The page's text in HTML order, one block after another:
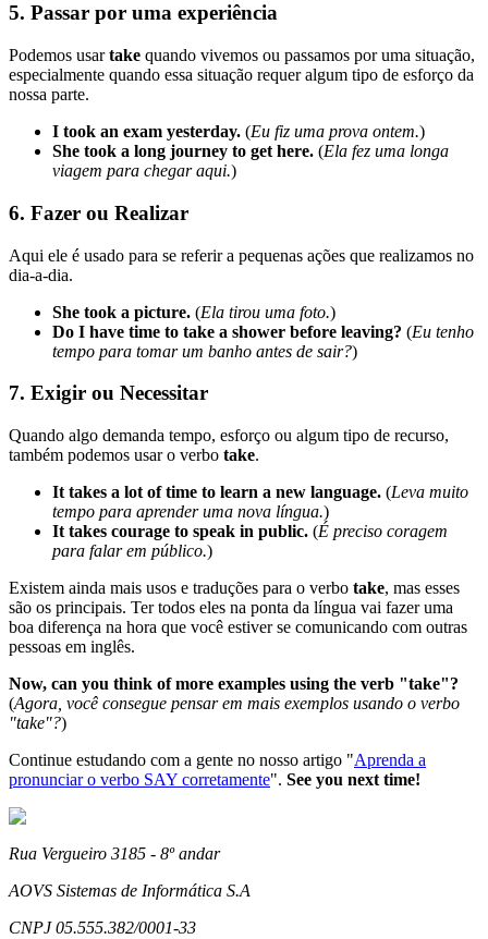
5. Passar por uma experiência
Podemos usartake quando vivemos ou passamos por uma situação,
especialmente quando essa situação requer algum tipo de esforço da
nossa parte.
I took an exam yesterday. (Eu fiz uma prova ontem.)
She took a long journey to get here. (Ela fez uma longa
viagem para chegar aqui.)
6. Fazer ou Realizar
Aqui ele é usado para se referir a pequenas ações que realizamos no
dia-a-dia.
She took a picture. (Ela tirou uma foto.)
Do I have time to take a shower before leaving? (Eu tenho
tempo para tomar um banho antes de sair?)
7. Exigir ou Necessitar
Quando algo demanda tempo, esforço ou algum tipo de recurso,
também podemos usar o verbo take.
It takes a lot of time to learn a new language. (Leva muito
tempo para aprender uma nova língua.)
It takes courage to speak in public. (É preciso coragem
para falar em público.)
Existem ainda mais usos e traduções para o verbo take, mas esses
são os principais. Ter todos eles na ponta da língua vai fazer uma
boa diferença na hora que você estiver se comunicando com outras
pessoas em inglês.
Now, can you think of more examples using the verb "take"?
(Agora, você consegue pensar em mais exemplos usando o verbo
"take"?)
Continue estudando com a gente no nosso artigo "Aprenda a
pronunciar o verbo SAY corretamente". See you next time!
Rua Vergueiro 3185 - 8º andar
AOVS Sistemas de Informática S.A
CNPJ 05.555.382/0001-33